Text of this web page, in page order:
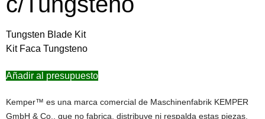
Tungsten Blade Kit
Kit Faca Tungsteno
Añadir al presupuesto
Kemper™ es una marca comercial de Maschinenfabrik KEMPER
GmbH & Co., que no fabrica, distribuye ni respalda estas piezas.